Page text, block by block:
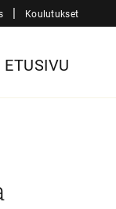
| Koulutukset
ETUSIVU